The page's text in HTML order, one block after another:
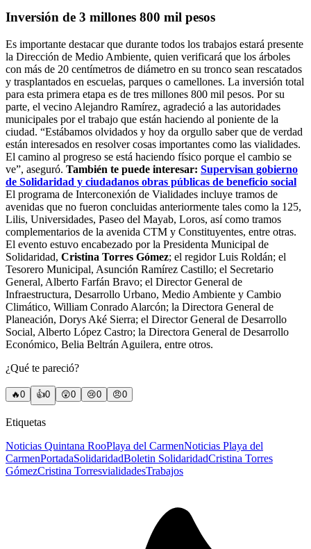
Inversión de 3 millones 800 mil pesos
Es importante destacar que durante todos los trabajos estará presente
la Dirección de Medio Ambiente, quien verificará que los árboles
con más de 20 centímetros de diámetro en su tronco sean rescatados
y trasplantados en escuelas, parques o camellones. La inversión total
para esta primera etapa es de tres millones 800 mil pesos. Por su
parte, el vecino Alejandro Ramírez, agradeció a las autoridades
municipales por el trabajo que están haciendo al poniente de la
ciudad. “Estábamos olvidados y hoy da orgullo saber que de verdad
están interesados en resolver cosas importantes como las vialidades.
El camino al progreso se está haciendo físico porque el cambio se
ve”, aseguró. También te puede interesar: Supervisan gobierno
de Solidaridad y ciudadanos obras públicas de beneficio social
El programa de Interconexión de Vialidades incluye tramos de
avenidas que no fueron concluidas anteriormente tales como la 125,
Lilis, Universidades, Paseo del Mayab, Loros, así como tramos
complementarios de la avenida CTM y Constituyentes, entre otras.
El evento estuvo encabezado por la Presidenta Municipal de
Solidaridad, Cristina Torres Gómez; el regidor Luis Roldán; el
Tesorero Municipal, Asunción Ramírez Castillo; el Secretario
General, Alberto Farfán Bravo; el Director General de
Infraestructura, Desarrollo Urbano, Medio Ambiente y Cambio
Climático, William Conrado Alarcón; la Directora General de
Planeación, Dorys Aké Sierra; el Director General de Desarrollo
Social, Alberto López Castro; la Directora General de Desarrollo
Económico, Belia Beltrán Aguilera, entre otros.
¿Qué te pareció?
🔥0 👍0 😲0 😢0 😠0
Etiquetas
Noticias Quintana RooPlaya del CarmenNoticias Playa del
CarmenPortadaSolidaridadBoletin SolidaridadCristina Torres
GómezCristina TorresvialidadesTrabajos